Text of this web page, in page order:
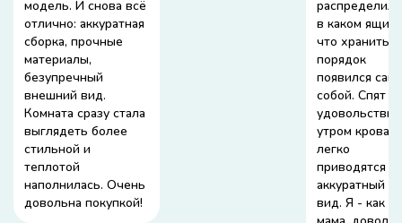
модель. И снова всё
отлично: аккуратная
сборка, прочные
материалы,
безупречный
внешний вид.
Комната сразу стала
выглядеть более
стильной и
теплотой
наполнилась. Очень
довольна покупкой!
в каком ящике
что хранить -
порядок
появился сам
собой. Спят с
утром кровати
легко
приводятся в
аккуратный
вид. Я - как